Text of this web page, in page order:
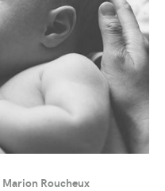
Marion Roucheux